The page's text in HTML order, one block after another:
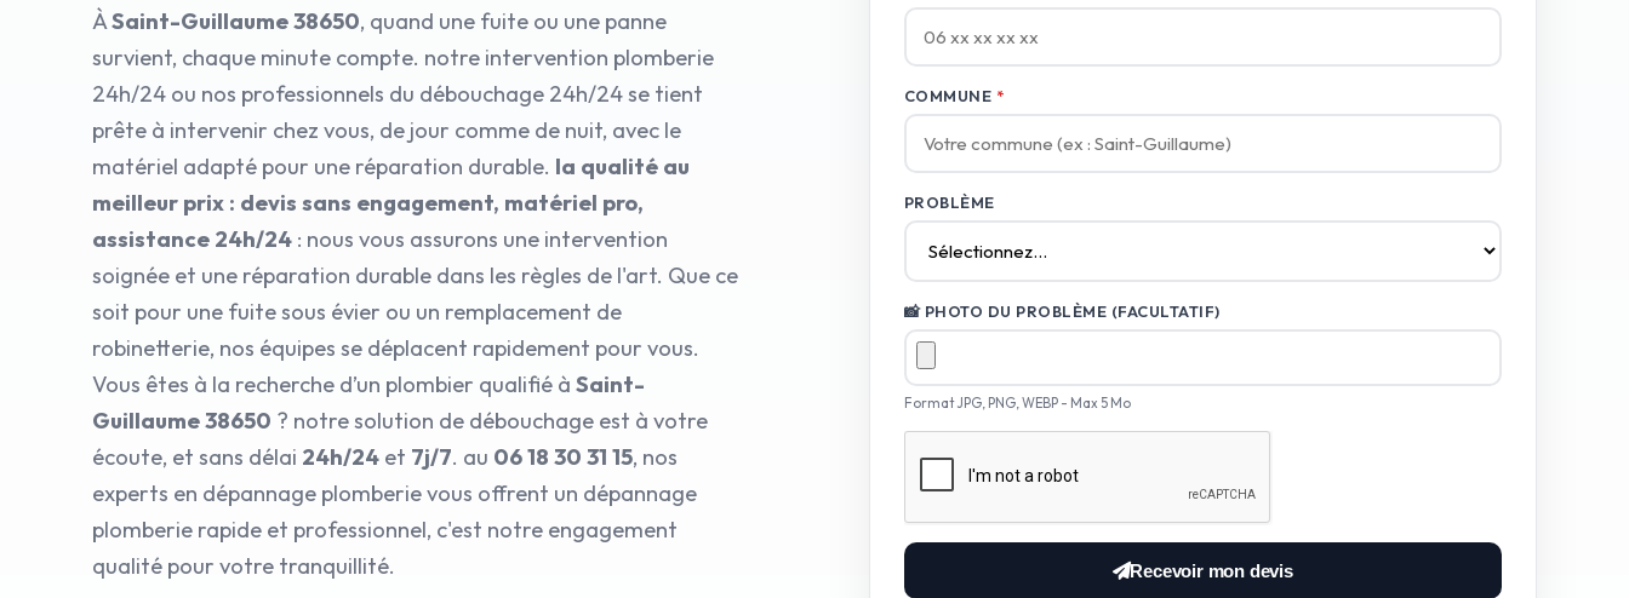
ÀSaint-Guillaume 38650, quand une fuite ou une panne
survient, chaque minute compte. notre intervention plomberie
24h/24 ou nos professionnels du débouchage 24h/24 se tient
prête à intervenir chez vous, de jour comme de nuit, avec le
matériel adapté pour une réparation durable. la qualité au
meilleur prix : devis sans engagement, matériel pro,
assistance 24h/24 : nous vous assurons une intervention
soignée et une réparation durable dans les règles de l'art. Que ce
soit pour une fuite sous évier ou un remplacement de
robinetterie, nos équipes se déplacent rapidement pour vous.
Vous êtes à la recherche d’un plombier qualifié à Saint-
Guillaume 38650 ? notre solution de débouchage est à votre
écoute, et sans délai 24h/24 et 7j/7. au 06 18 30 31 15, nos
experts en dépannage plomberie vous offrent un dépannage
plomberie rapide et professionnel, c'est notre engagement
qualité pour votre tranquillité.
COMMUNE *
PROBLÈME
📸 PHOTO DU PROBLÈME (FACULTATIF)
Format JPG, PNG, WEBP - Max 5 Mo
Recevoir mon devis